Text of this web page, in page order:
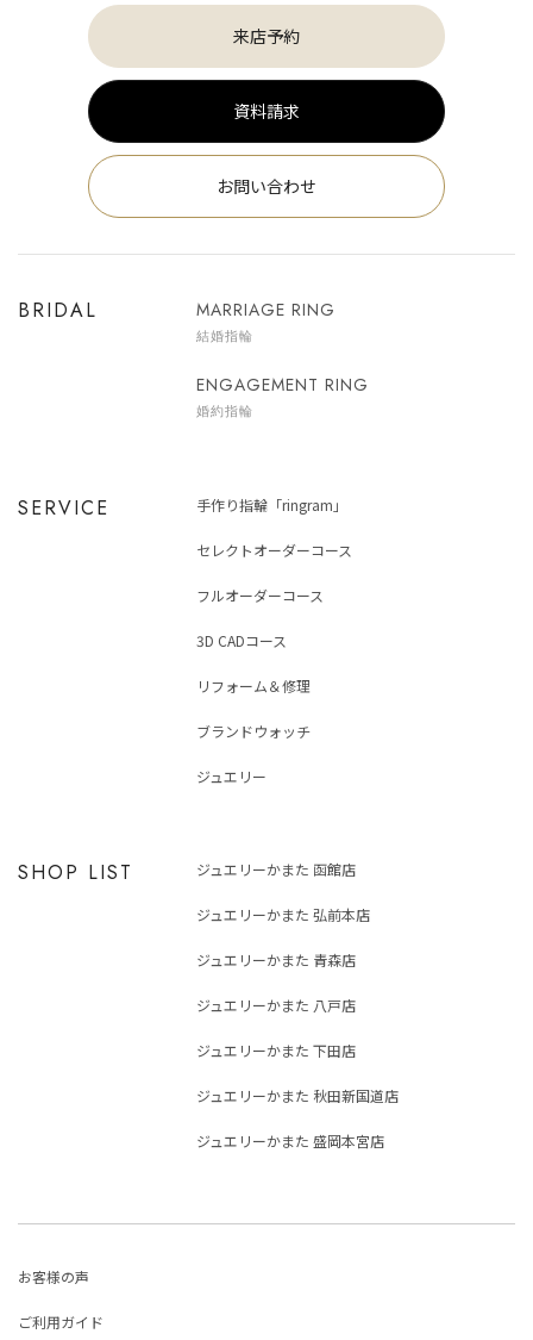
来店予約
資料請求
お問い合わせ
BRIDAL MARRIAGE RING
結婚指輪
ENGAGEMENT RING
婚約指輪
SERVICE 手作り指輪「ringram」
セレクトオーダーコース
フルオーダーコース
3D CADコース
リフォーム＆修理
ブランドウォッチ
ジュエリー
SHOP LIST ジュエリーかまた 函館店
ジュエリーかまた 弘前本店
ジュエリーかまた 青森店
ジュエリーかまた 八戸店
ジュエリーかまた 下田店
ジュエリーかまた 秋田新国道店
ジュエリーかまた 盛岡本宮店
お客様の声
ご利用ガイド